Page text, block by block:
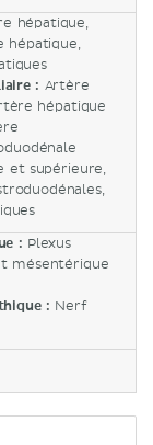
hépatique,
hépatique,
: Artère
hépatique
et supérieure,
: Plexus
mésentérique
: Nerf